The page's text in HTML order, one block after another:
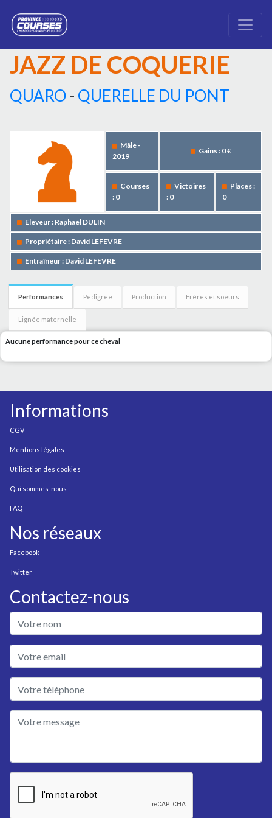
JAZZ DE COQUERIE
QUARO - QUERELLE DU PONT
Mâle -
2019
Gains : 0 €
Courses
: 0
Victoires
: 0
Places :
0
Eleveur : Raphaël DULIN
Propriétaire : David LEFEVRE
Entraîneur : David LEFEVRE
Performances Pedigree Production Frères et soeurs
Lignée maternelle
Aucune performance pour ce cheval
Informations
CGV
Mentions légales
Utilisation des cookies
Qui sommes-nous
FAQ
Nos réseaux
Facebook
Twitter
Contactez-nous